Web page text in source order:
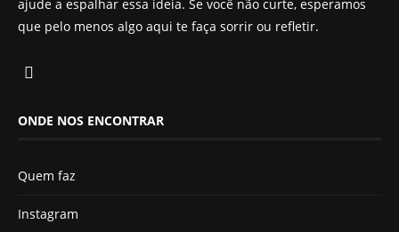
ajude a espalhar essa ideia. Se você não curte, esperamos
que pelo menos algo aqui te faça sorrir ou refletir.
ONDE NOS ENCONTRAR
Quem faz
Instagram